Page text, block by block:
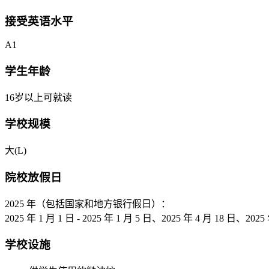
接受英语水平
A1
学生年龄
16岁以上可就读
学校规模
大(L)
院校放假日
2025 年（包括国家和地方银行假日）：
2025 年 1 月 1 日 - 2025 年 1 月 5 日、2025 年 4 月 18 日、
学校设施